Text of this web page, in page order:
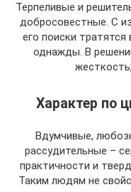
Терпеливые и
добросовестные. С
его поиски
однажды. В
Характер по
Вдумчивые,
рассудительные –
практичности и
Таким людям не